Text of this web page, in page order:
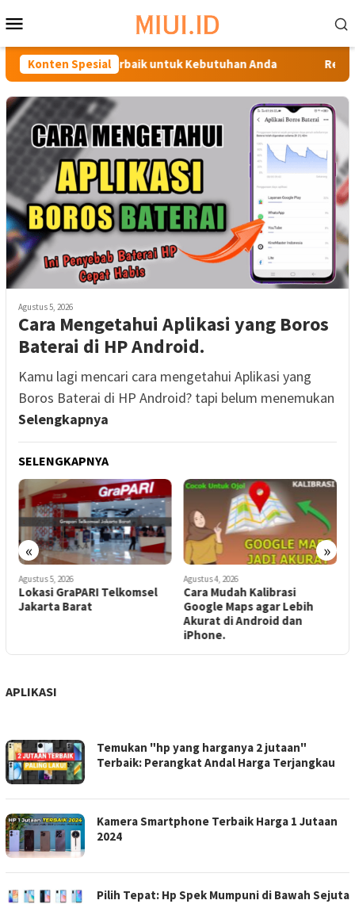
ke
kontenMobile
Konten Spesial
Memilih HP Terbaik untuk Kebutuhan Anda
Agustus 5, 2026
Cara Mengetahui Aplikasi yang Boros
Baterai di HP Android.
Kamu lagi mencari cara mengetahui Aplikasi yang
Boros Baterai di HP Android? tapi belum menemukan
Selengkapnya
SELENGKAPNYA
« »
Agustus 5, 2026
Lokasi GraPARI Telkomsel
Jakarta Barat
Agustus 4, 2026
Cara Mudah Kalibrasi
Google Maps agar Lebih
Akurat di Android dan
iPhone.
APLIKASI
BERITA
TEKNOLOGI
GADGET
TERBARU.
Temukan "hp yang harganya 2 jutaan"
Terbaik: Perangkat Andal Harga Terjangkau
Kamera Smartphone Terbaik Harga 1 Jutaan
2024
Pilih Tepat: Hp Spek Mumpuni di Bawah Sejuta